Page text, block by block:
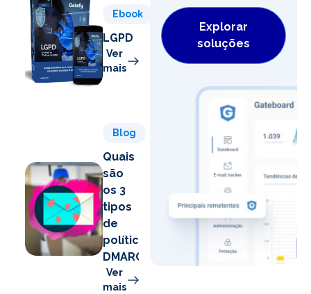
Ebook
LGPD
Ver
mais
Blog
Quais
são
os 3
tipos
de
políticas
DMARC?
Ver
mais
Explorar
soluções